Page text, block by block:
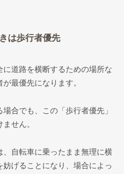
は歩行者優先
道路を横断するための場所な
最優先になります。
合でも、この「歩行者優先」
せん。
、自転車に乗ったまま無理に横
妨げることになり、場合によっ